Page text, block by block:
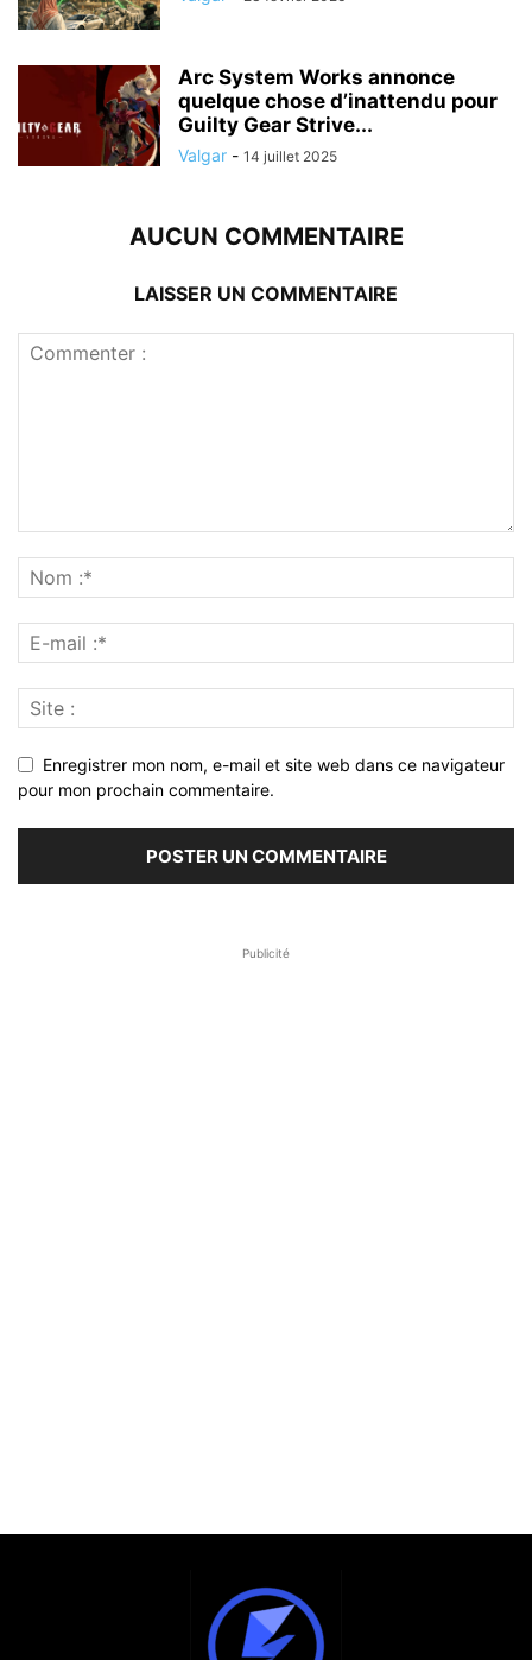
Arc System Works annonce
quelque chose d’inattendu pour
Guilty Gear Strive...
Valgar - 14 juillet 2025
AUCUN COMMENTAIRE
LAISSER UN COMMENTAIRE
Enregistrer mon nom, e-mail et site web dans ce navigateur
pour mon prochain commentaire.
Publicité